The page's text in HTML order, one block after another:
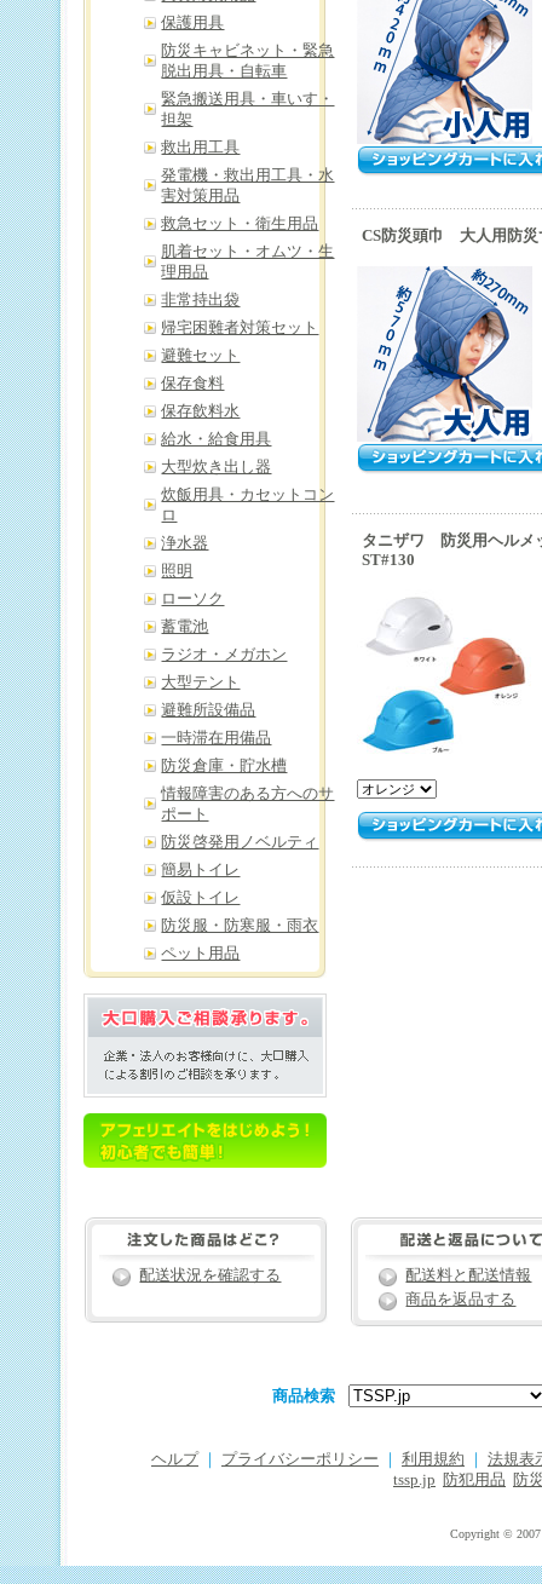
CS防災頭巾 大人用防災
タニザワ 防災用ヘル
ST#130
保護用具
防災キャビネット・緊急
脱出用具・自転車
緊急搬送用具・車いす・
担架
救出用工具
発電機・救出用工具・水
害対策用品
救急セット・衛生用品
肌着セット・オムツ・生
理用品
非常持出袋
帰宅困難者対策セット
避難セット
保存食料
保存飲料水
給水・給食用具
大型炊き出し器
炊飯用具・カセットコン
ロ
浄水器
照明
ローソク
蓄電池
ラジオ・メガホン
大型テント
避難所設備品
一時滞在用備品
防災倉庫・貯水槽
情報障害のある方へのサ
ポート
防災啓発用ノベルティ
簡易トイレ
仮設トイレ
防災服・防寒服・雨衣
ペット用品
配送状況を確認する
配送料と配送情報
商品を返品する
商品検索
ヘルプ プライバシーポリシー 利用規約
法規表
tssp.jp
防犯用品 防
Copyright © 2007